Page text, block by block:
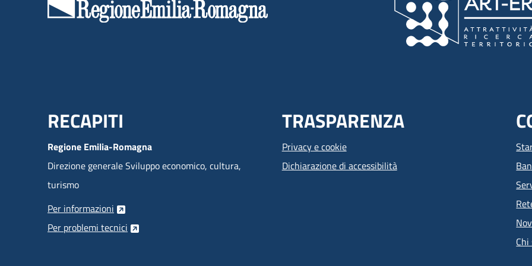
Menu Footer
RECAPITI
Regione Emilia-Romagna
Direzione generale Sviluppo economico, cultura,
turismo
Per informazioni
Per problemi tecnici
TRASPARENZA
Privacy e cookie
Dichiarazione di accessibilità